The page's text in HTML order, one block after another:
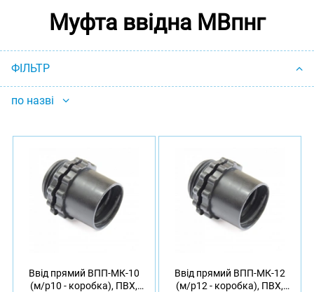
Муфта ввідна МВпнг
ФІЛЬТР
по назві
Ввід прямий ВПП-МК-10
(м/р10 - коробка), ПВХ,
Ввід прямий ВПП-МК-12
(м/р12 - коробка), ПВХ,